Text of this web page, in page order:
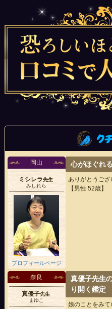
岡山
ミシレラ先生
みしれら
プロフィールページ
心がほぐれ
ありがとうご
【男性 52歳】
奈良
真優子先生
まゆこ
真優子先生
り開く鑑定
娘のことをみ